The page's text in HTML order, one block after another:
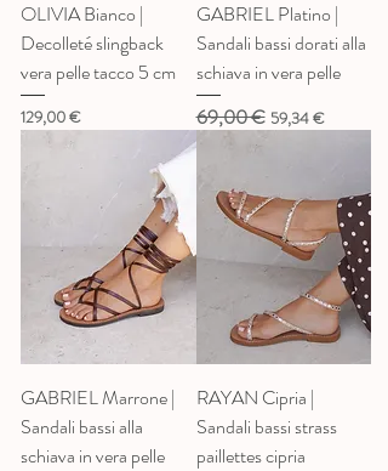
OLIVIA Bianco |
Decolleté slingback
vera pelle tacco 5 cm
Prezzo
129,00 €
GABRIEL Platino |
Sandali bassi dorati alla
schiava in vera pelle
Prezzo regolare
69,00 € Prezzo scontato
59,34 €
GABRIEL Marrone |
Sandali bassi alla
schiava in vera pelle
RAYAN Cipria |
Sandali bassi strass
paillettes cipria